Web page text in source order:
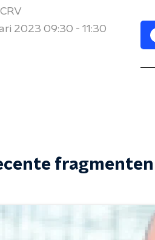
2023 09:30 - 11:30
fragmenten